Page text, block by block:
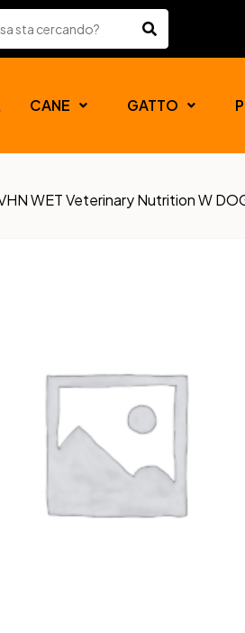
CANE GATTO
WET Veterinary Nutrition W